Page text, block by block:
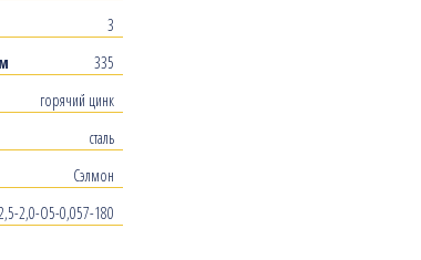
3
335
горячий цинк
сталь
Сэлмон
2,0-О5-0,057-180